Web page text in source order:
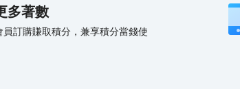
多著數
員訂購賺取積分，兼享積分當錢使